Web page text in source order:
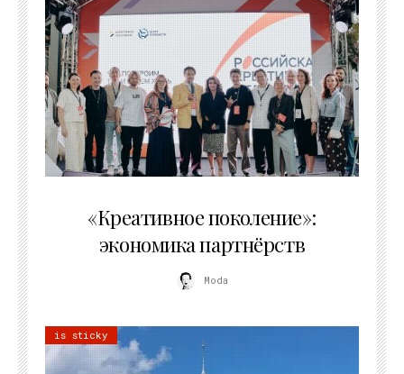
«Креативное поколение»:
экономика партнёрств
Moda
is sticky